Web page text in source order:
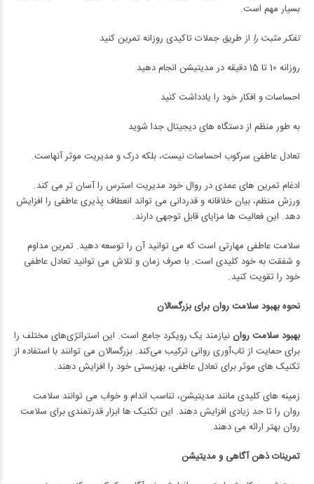
بسیار مهم است.
تفکر مثبت را از طریق جملات تاکیدی روزانه تمرین کنید
روزانه 10 تا 15 دقیقه در مدیتیشن انجام دهید
احساسات و افکار خود را یادداشت کنید
به طور منظم از دستگاه های دیجیتال جدا شوید
تعادل عاطفی سرکوب احساسات نیست، بلکه درک و مدیریت موثر آنهاست.
ادغام تمرین های عمدی در روال خود مدیریت استرس را آسان تر می کند.
ورزش منظم، بیان خلاقانه و قدردانی می تواند انعطاف پذیری عاطفی را افزایش
دهد. این فعالیت ها مزایای قابل توجهی دارند.
سلامت عاطفی مهارتی است که می توانید آن را توسعه دهید. تمرین مداوم
و شفقت به خود کلیدی است. با صرف زمان و تلاش می توانید تعادل عاطفی
خود را تقویت کنید.
نحوه بهبود سلامت روان برای بزرگسالان
بهبود سلامت روان نیازمند یک رویکرد جامع است. این استراتژی‌های مختلف را
برای حمایت از تاب‌آوری روانی ترکیب می‌کند. بزرگسالان می توانند با استفاده از
تکنیک های موثر برای تعادل عاطفی، بهزیستی خود را افزایش دهند.
زمینه های کلیدی مانند مدیتیشن، تناسب اندام و خواب می توانند سلامت
روان را تا حد زیادی افزایش دهند. این تکنیک ها ابزار قدرتمندی برای سلامت
روان بهتر ارائه می دهند.
تمرینات ذهن آگاهی و مدیتیشن